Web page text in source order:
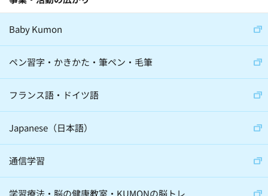
Baby Kumon
ペン習字・かきかた・筆ペン・毛筆
フランス語・ドイツ語
Japanese（日本語）
通信学習
学習療法・脳の健康教室・KUMONの脳トレ